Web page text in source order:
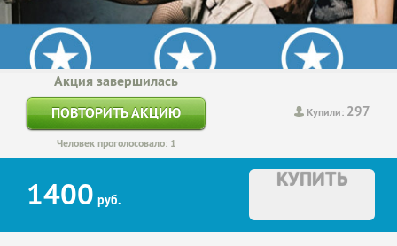
Купили: 297
Акция завершилась
ПОВТОРИТЬ АКЦИЮ
Человек проголосовало: 1
1400 руб.
КУПИТЬ